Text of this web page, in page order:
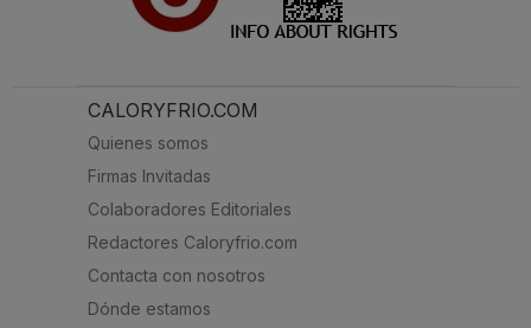
CALORYFRIO.COM
Quienes somos
Firmas Invitadas
Colaboradores Editoriales
Redactores Caloryfrio.com
Contacta con nosotros
Dónde estamos